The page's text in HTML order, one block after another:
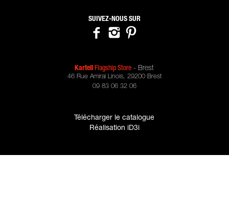
SUIVEZ-NOUS SUR
KartellFlagship Store - Brest
46 Rue Amiral Linois, 29200 Brest
09 83 06 32 06
Télécharger le catalogue
Réalisation iD3i